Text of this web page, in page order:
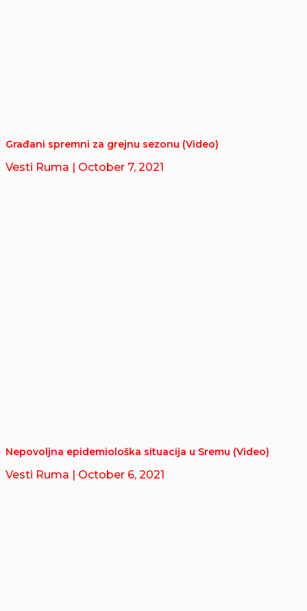
Građani spremni za grejnu sezonu (Video)
Vesti Ruma | October 7, 2021
Nepovoljna epidemiološka situacija u Sremu (Video)
Vesti Ruma | October 6, 2021